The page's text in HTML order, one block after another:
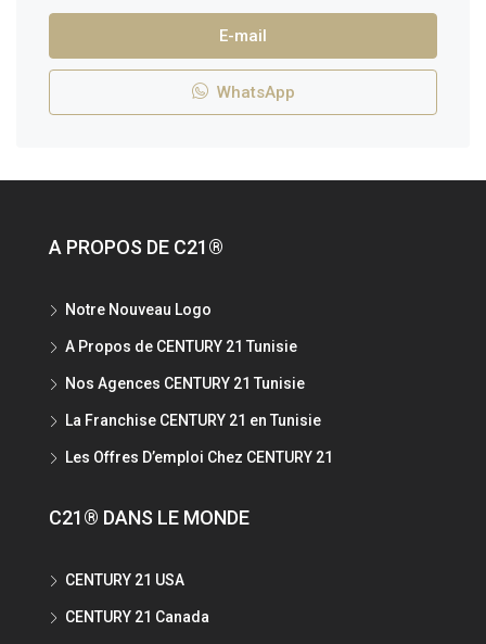
E-mail
WhatsApp
A PROPOS DE C21®
Notre Nouveau Logo
A Propos de CENTURY 21 Tunisie
Nos Agences CENTURY 21 Tunisie
La Franchise CENTURY 21 en Tunisie
Les Offres D’emploi Chez CENTURY 21
C21® DANS LE MONDE
CENTURY 21 USA
CENTURY 21 Canada